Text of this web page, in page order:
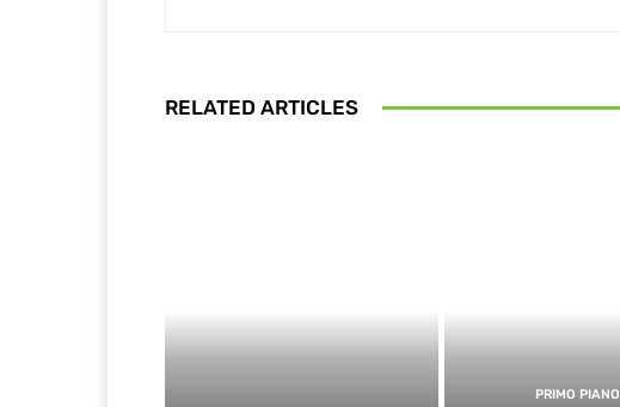
RELATED ARTICLES
PRIMO PIANO